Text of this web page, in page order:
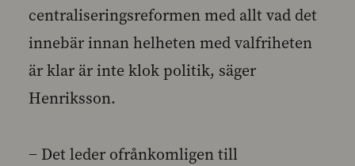
centraliseringsreformen med allt vad det
innebär innan helheten med valfriheten
är klar är inte klok politik, säger
Henriksson.
− Det leder ofrånkomligen till